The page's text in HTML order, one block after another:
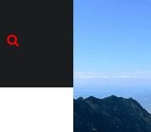
in